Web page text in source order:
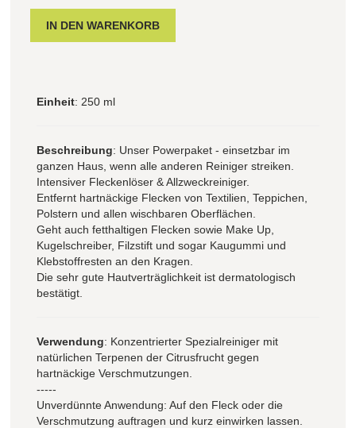
Einheit: 250 ml
Beschreibung: Unser Powerpaket - einsetzbar im
ganzen Haus, wenn alle anderen Reiniger streiken.
Intensiver Fleckenlöser & Allzweckreiniger.
Entfernt hartnäckige Flecken von Textilien, Teppichen,
Polstern und allen wischbaren Oberflächen.
Geht auch fetthaltigen Flecken sowie Make Up,
Kugelschreiber, Filzstift und sogar Kaugummi und
Klebstoffresten an den Kragen.
Die sehr gute Hautverträglichkeit ist dermatologisch
bestätigt.
Verwendung: Konzentrierter Spezialreiniger mit
natürlichen Terpenen der Citrusfrucht gegen
hartnäckige Verschmutzungen.
-----
Unverdünnte Anwendung: Auf den Fleck oder die
Verschmutzung auftragen und kurz einwirken lassen.